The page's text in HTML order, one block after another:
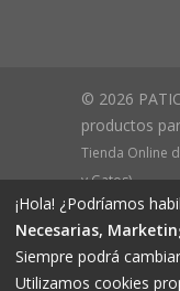
© 2026
productos
Tienda Online
y Gatos)
CIF
30570,
Registro
¡Hola! ¿Podríamos
Necesarias,
Siempre podrá
Utilizamos cookies